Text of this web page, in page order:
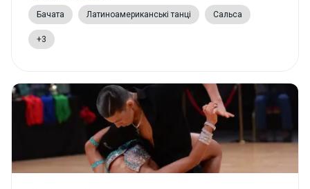
Бачата Латиноамериканські танці Сальса
+3